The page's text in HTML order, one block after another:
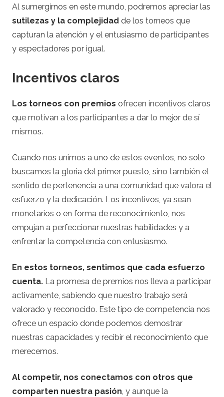
k
p
t
s
Al sumergirnos en este mundo, podremos apreciar las
sutilezas y la complejidad de los torneos que
capturan la atención y el entusiasmo de participantes
y espectadores por igual.
Incentivos claros
Los torneos con premios ofrecen incentivos claros
que motivan a los participantes a dar lo mejor de sí
mismos.
Cuando nos unimos a uno de estos eventos, no solo
buscamos la gloria del primer puesto, sino también el
sentido de pertenencia a una comunidad que valora el
esfuerzo y la dedicación. Los incentivos, ya sean
monetarios o en forma de reconocimiento, nos
empujan a perfeccionar nuestras habilidades y a
enfrentar la competencia con entusiasmo.
En estos torneos, sentimos que cada esfuerzo
cuenta. La promesa de premios nos lleva a participar
activamente, sabiendo que nuestro trabajo será
valorado y reconocido. Este tipo de competencia nos
ofrece un espacio donde podemos demostrar
nuestras capacidades y recibir el reconocimiento que
merecemos.
Al competir, nos conectamos con otros que
comparten nuestra pasión, y aunque la